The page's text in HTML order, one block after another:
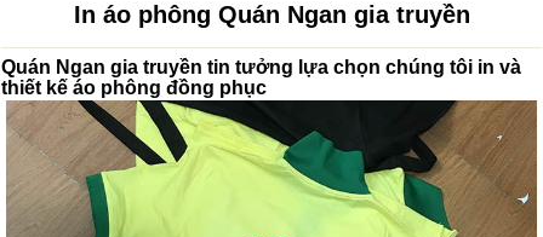
In áo phông Quán Ngan gia truyền
Quán Ngan gia truyền tin tưởng lựa chọn chúng tôi in và
thiết kế áo phông đồng phục